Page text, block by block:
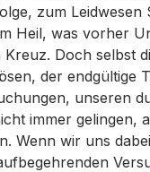
zum
Heil, was vorher
Doch selbst
der endgültige
unseren
immer gelingen,
Wenn wir uns